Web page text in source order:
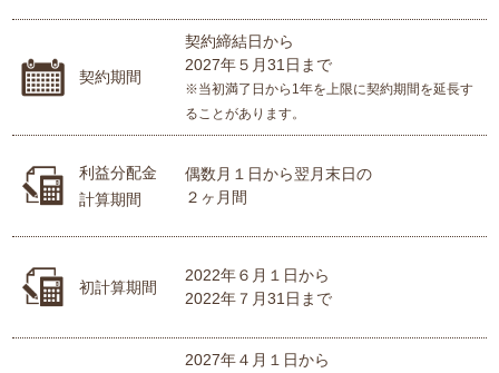
契約期間
契約締結日から
2027年５月31日まで
※当初満了日から1年を上限に契約期間を延長す
ることがあります。
利益分配金
計算期間
偶数月１日から翌月末日の
２ヶ月間
初計算期間
2022年６月１日から
2022年７月31日まで
2027年４月１日から